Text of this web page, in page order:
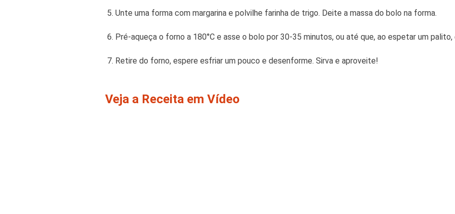
Unte uma forma com margarina e polvilhe farinha de trigo. Deite a massa do bolo na forma.
Pré-aqueça o forno a 180°C e asse o bolo por 30-35 minutos, ou até que, ao espetar um palito,
Retire do forno, espere esfriar um pouco e desenforme. Sirva e aproveite!
Veja a Receita em Vídeo